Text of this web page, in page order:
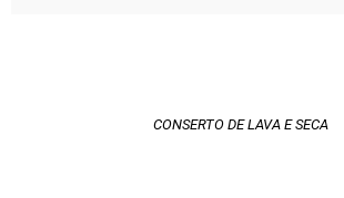
CONSERTO DE LAVA E SECA